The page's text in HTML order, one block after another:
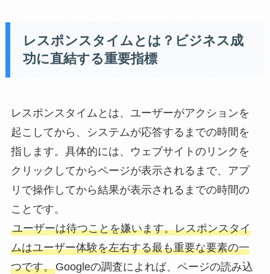
レスポンスタイムとは？ビジネス成
功に直結する重要指標
レスポンスタイムとは、ユーザーがアクションを
起こしてから、システムが応答するまでの時間を
指します。具体的には、ウェブサイトのリンクを
クリックしてからページが表示されるまで、アプ
リで操作してから結果が表示されるまでの時間の
ことです。
ユーザーは待つことを嫌います。レスポンスタイ
ムはユーザー体験を左右する最も重要な要素の一
つです。Googleの調査によれば、ページの読み込